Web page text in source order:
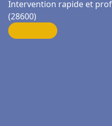
Intervention rapide et
(28600)